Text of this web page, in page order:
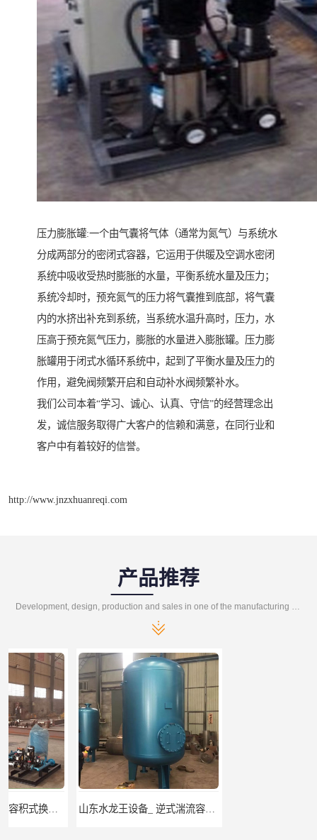
压力膨胀罐:一个由气囊将气体（通常为氮气）与系统水
分成两部分的密闭式容器，它运用于供暖及空调水密闭
系统中吸收受热时膨胀的水量，平衡系统水量及压力；
系统冷却时，预充氮气的压力将气囊推到底部，将气囊
内的水挤出补充到系统，当系统水温升高时，压力，水
压高于预充氮气压力，膨胀的水量进入膨胀罐。压力膨
胀罐用于闭式水循环系统中，起到了平衡水量及压力的
作用，避免阀频繁开启和自动补水阀频繁补水。
我们公司本着“学习、诚心、认真、守信”的经营理念出
发，诚信服务取得广大客户的信赖和满意，在同行业和
客户中有着较好的信誉。
http://www.jnzxhuanreqi.com
产品推荐
山东水龙王设备_ 逆式湍流容积式换热器